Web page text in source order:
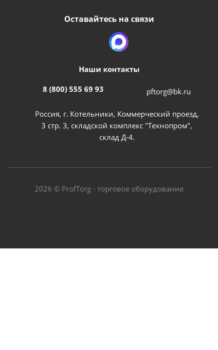
Оставайтесь на связи
Наши контакты
8 (800) 555 69 93 pftorg@bk.ru
Россия, г. Котельники, Коммерческий проезд,
3 стр. 3, складской комплекс "Технопром",
склад Д-4.
2026 © ProfTorg - торговое оборудование